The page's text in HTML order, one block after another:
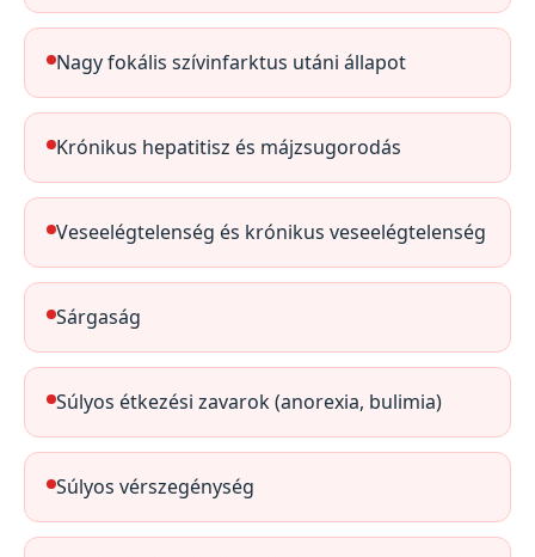
Nagy fokális szívinfarktus utáni állapot
Krónikus hepatitisz és májzsugorodás
Veseelégtelenség és krónikus veseelégtelenség
Sárgaság
Súlyos étkezési zavarok (anorexia, bulimia)
Súlyos vérszegénység